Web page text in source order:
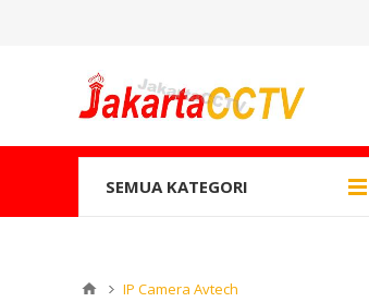
SEMUA KATEGORI
IP Camera Avtech